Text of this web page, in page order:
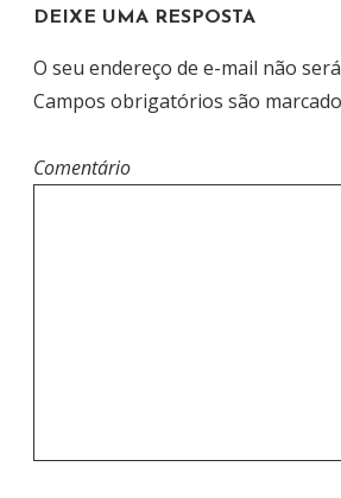
DEIXE UMA RESPOSTA
O seu endereço de e-mail não
Campos obrigatórios são
Comentário